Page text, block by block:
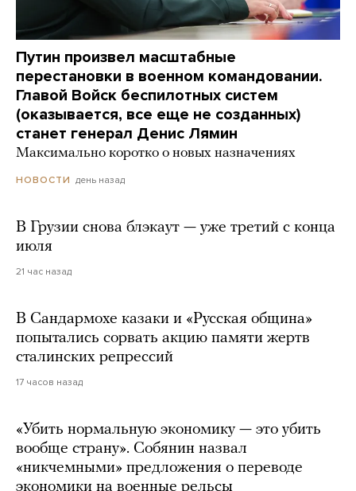
Путин произвел масштабные
перестановки в военном командовании.
Главой Войск беспилотных систем
(оказывается, все еще не созданных)
станет генерал Денис Лямин
Максимально коротко о новых назначениях
НОВОСТИ день назад
В Грузии снова блэкаут — уже третий с конца
июля
21 час назад
В Сандармохе казаки и «Русская община»
попытались сорвать акцию памяти жертв
сталинских репрессий
17 часов назад
«Убить нормальную экономику — это убить
вообще страну». Собянин назвал
«никчемными» предложения о переводе
экономики на военные рельсы